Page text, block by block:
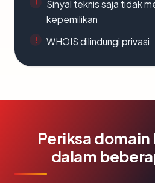
Sinyal teknis saja tidak
kepemilikan
WHOIS dilindungi privasi
Periksa
dalam